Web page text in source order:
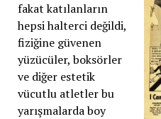
fakat katılanların
hepsi halterci değildi,
fiziğine güvenen
yüzücüler, boksörler
ve diğer estetik
vücutlu atletler bu
yarışmalarda boy